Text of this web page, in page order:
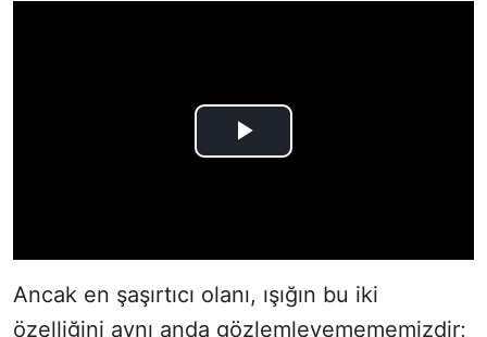
Ancak en şaşırtıcı olanı, ışığın bu iki
özelliğini aynı anda gözlemleyemememizdir;